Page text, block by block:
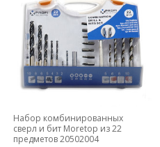
Набор комбинированных
сверл и бит Moretop из 22
предметов 20502004